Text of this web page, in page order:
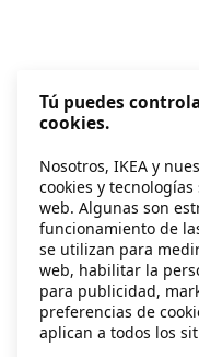
Tú puedes
cookies.
Nosotros, IKEA y
cookies y
web. Algunas son
funcionamiento de
se utilizan para
web, habilitar la
para publicidad,
preferencias de
aplican a todos los